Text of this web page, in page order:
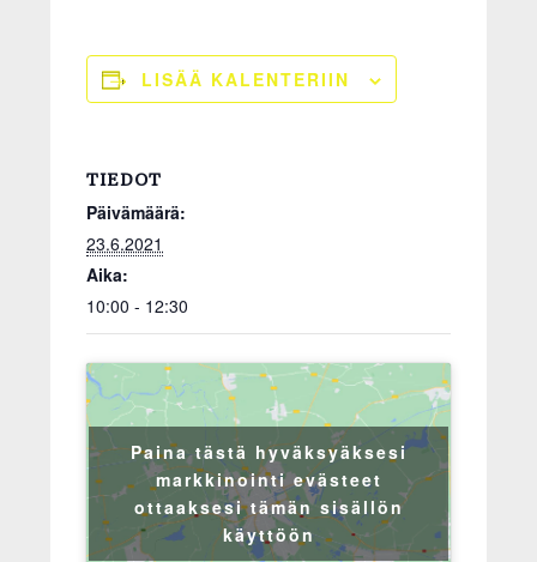
LISÄÄ KALENTERIIN
TIEDOT
Päivämäärä:
23.6.2021
Aika:
10:00 - 12:30
Paina tästä hyväksyäksesi
markkinointi evästeet
ottaaksesi tämän sisällön
käyttöön